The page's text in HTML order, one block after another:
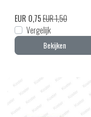
EUR 0,75EUR 1,50
Vergelijk
Bekijken